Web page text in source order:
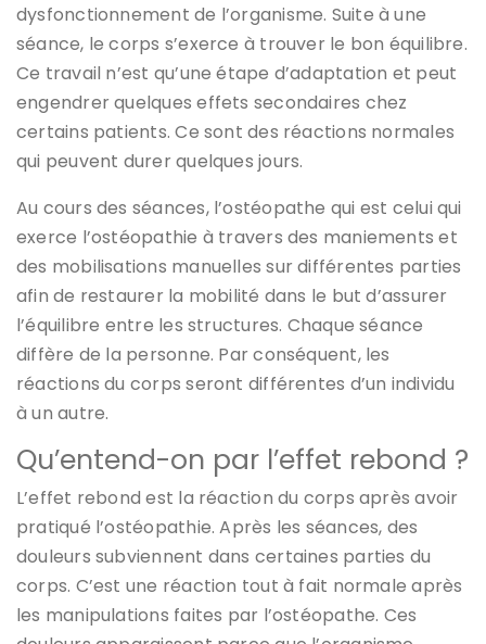
dysfonctionnement de l’organisme. Suite à une
séance, le corps s’exerce à trouver le bon équilibre.
Ce travail n’est qu’une étape d’adaptation et peut
engendrer quelques effets secondaires chez
certains patients. Ce sont des réactions normales
qui peuvent durer quelques jours.
Au cours des séances, l’ostéopathe qui est celui qui
exerce l’ostéopathie à travers des maniements et
des mobilisations manuelles sur différentes parties
afin de restaurer la mobilité dans le but d’assurer
l’équilibre entre les structures. Chaque séance
diffère de la personne. Par conséquent, les
réactions du corps seront différentes d’un individu
à un autre.
Qu’entend-on par l’effet rebond ?
L’effet rebond est la réaction du corps après avoir
pratiqué l’ostéopathie. Après les séances, des
douleurs subviennent dans certaines parties du
corps. C’est une réaction tout à fait normale après
les manipulations faites par l’ostéopathe. Ces